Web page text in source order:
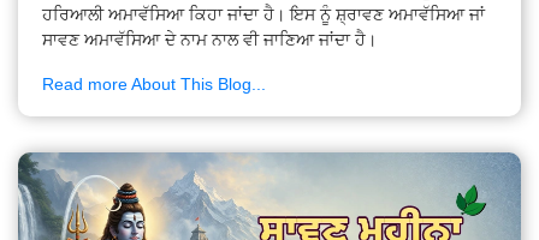
ਹਰਿਆਲੀ ਅਮਾਵੱਸਿਆ ਕਿਹਾ ਜਾਂਦਾ ਹੈ। ਇਸ ਨੂੰ ਸ਼੍ਰਾਵਣ ਅਮਾਵੱਸਿਆ ਜਾਂ
ਸਾਵਣ ਅਮਾਵੱਸਿਆ ਦੇ ਨਾਮ ਨਾਲ ਵੀ ਜਾਣਿਆ ਜਾਂਦਾ ਹੈ।
Read more About This Blog...